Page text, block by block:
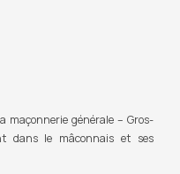
maçonnerie générale – Gros-
dans le mâconnais et ses